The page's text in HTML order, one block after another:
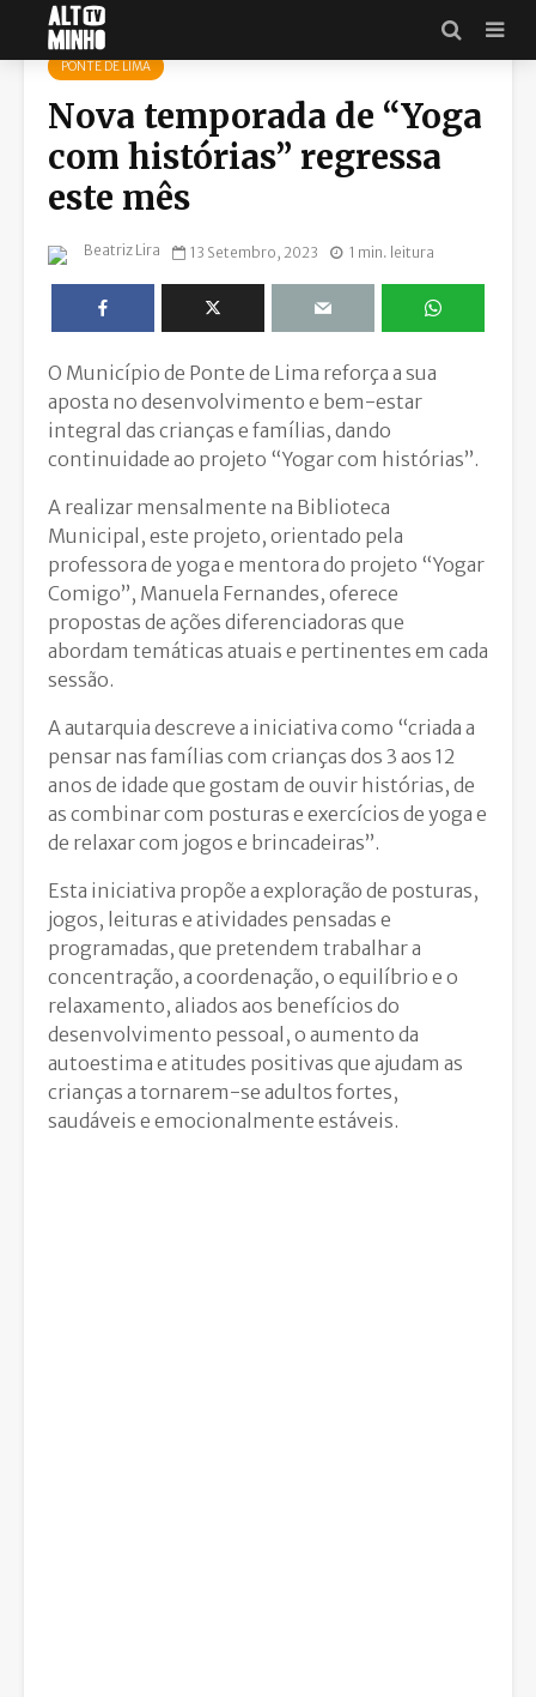
PONTE DE LIMA
Nova temporada de “Yoga
com histórias” regressa
este mês
Beatriz Lira 13 Setembro, 2023 1 min. leitura
O Município de Ponte de Lima reforça a sua
aposta no desenvolvimento e bem-estar
integral das crianças e famílias, dando
continuidade ao projeto “Yogar com histórias”.
A realizar mensalmente na Biblioteca
Municipal, este projeto, orientado pela
professora de yoga e mentora do projeto “Yogar
Comigo”, Manuela Fernandes, oferece
propostas de ações diferenciadoras que
abordam temáticas atuais e pertinentes em cada
sessão.
A autarquia descreve a iniciativa como “criada a
pensar nas famílias com crianças dos 3 aos 12
anos de idade que gostam de ouvir histórias, de
as combinar com posturas e exercícios de yoga e
de relaxar com jogos e brincadeiras”.
Esta iniciativa propõe a exploração de posturas,
jogos, leituras e atividades pensadas e
programadas, que pretendem trabalhar a
concentração, a coordenação, o equilíbrio e o
relaxamento, aliados aos benefícios do
desenvolvimento pessoal, o aumento da
autoestima e atitudes positivas que ajudam as
crianças a tornarem-se adultos fortes,
saudáveis e emocionalmente estáveis.